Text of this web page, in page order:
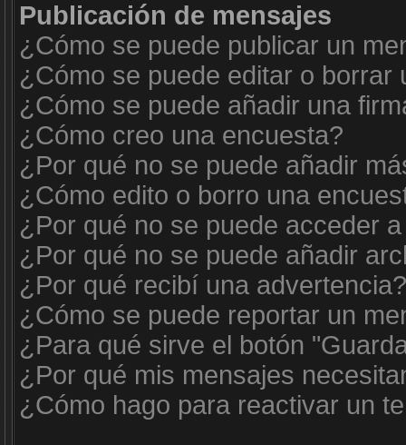
Publicación de mensajes
¿Cómo se puede publicar un
¿Cómo se puede editar o borrar
¿Cómo se puede añadir una
¿Cómo creo una encuesta?
¿Por qué no se puede añadir
¿Cómo edito o borro una
¿Por qué no se puede acceder
¿Por qué no se puede añadir
¿Por qué recibí una advertencia?
¿Cómo se puede reportar un
¿Para qué sirve el botón
¿Por qué mis mensajes
¿Cómo hago para reactivar un